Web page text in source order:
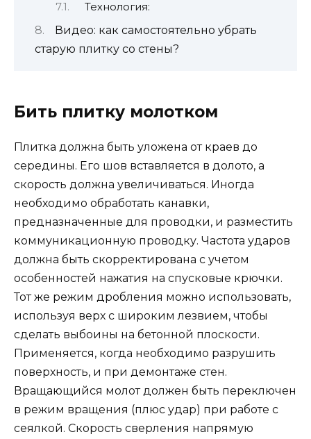
Технология:
Видео: как самостоятельно убрать
старую плитку со стены?
Бить плитку молотком
Плитка должна быть уложена от краев до
середины. Его шов вставляется в долото, а
скорость должна увеличиваться. Иногда
необходимо обработать канавки,
предназначенные для проводки, и разместить
коммуникационную проводку. Частота ударов
должна быть скорректирована с учетом
особенностей нажатия на спусковые крючки.
Тот же режим дробления можно использовать,
используя верх с широким лезвием, чтобы
сделать выбоины на бетонной плоскости.
Применяется, когда необходимо разрушить
поверхность, и при демонтаже стен.
Вращающийся молот должен быть переключен
в режим вращения (плюс удар) при работе с
сеялкой. Скорость сверления напрямую